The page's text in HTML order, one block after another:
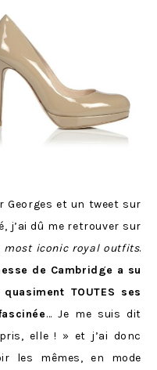
Georges et un tweet sur
j’ai dû me retrouver sur
most iconic royal outfits.
de Cambridge a su
TOUTES ses
… Je me suis dit
elle ! » et j’ai donc
les mêmes, en mode